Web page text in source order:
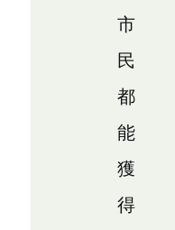
市
民
都
能
獲
得